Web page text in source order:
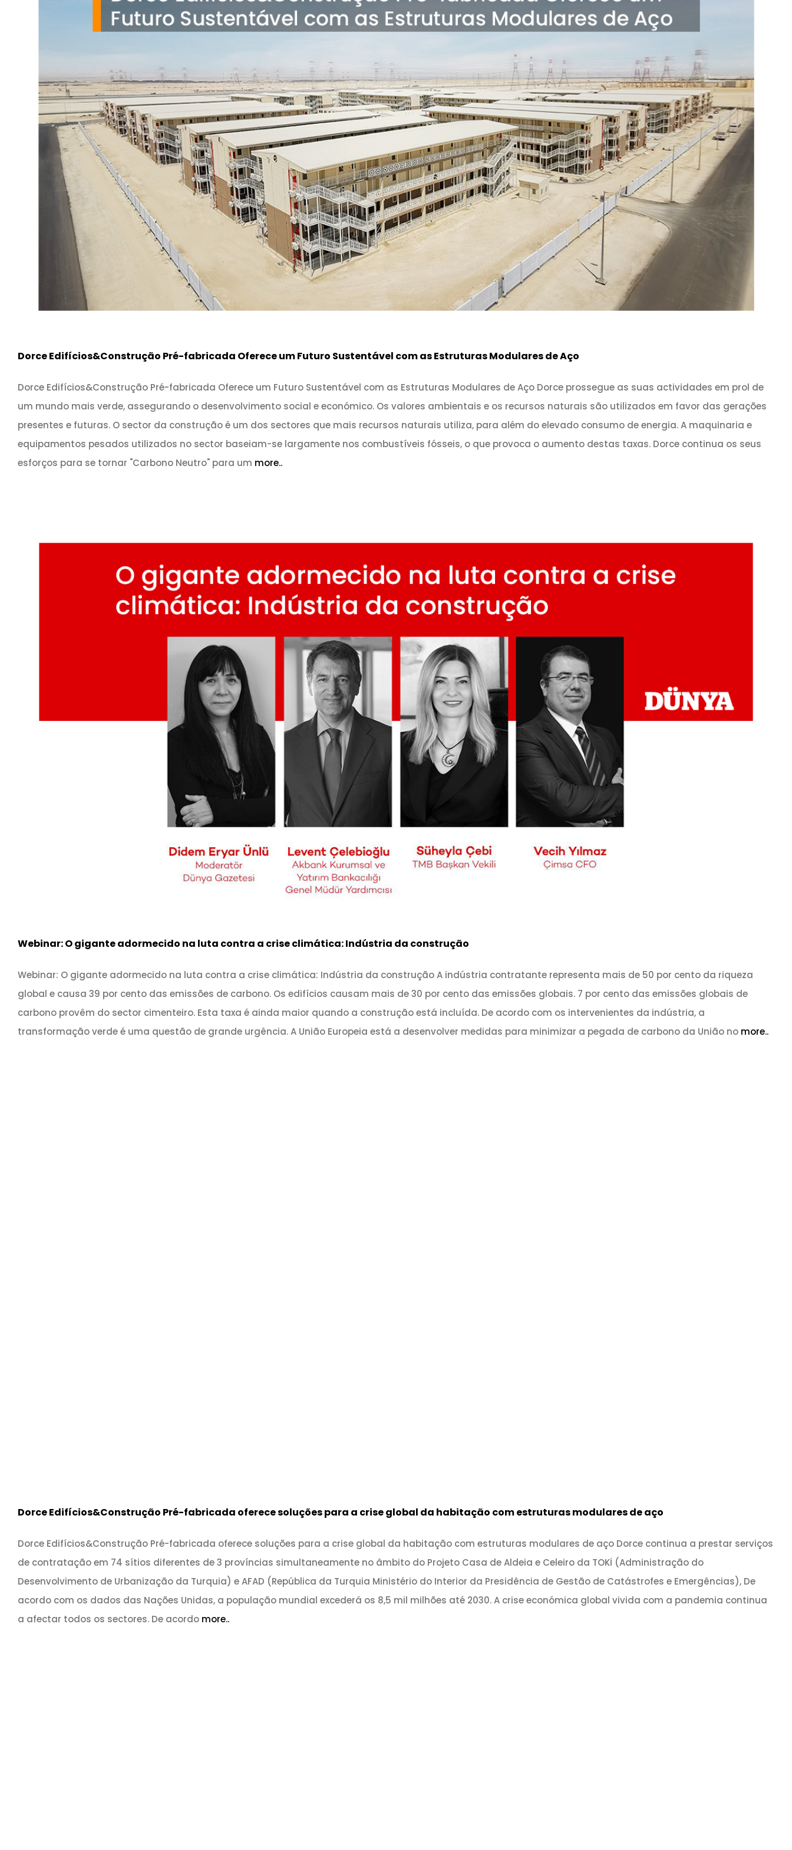
Dorce Edifícios&Construção Pré-fabricada Oferece um Futuro Sustentável com as Estruturas Modulares de Aço
Dorce Edifícios&Construção Pré-fabricada Oferece um Futuro Sustentável com as Estruturas Modulares de Aço Dorce prossegue as suas actividades em prol de
um mundo mais verde, assegurando o desenvolvimento social e económico. Os valores ambientais e os recursos naturais são utilizados em favor das gerações
presentes e futuras. O sector da construção é um dos sectores que mais recursos naturais utiliza, para além do elevado consumo de energia. A maquinaria e
equipamentos pesados utilizados no sector baseiam-se largamente nos combustíveis fósseis, o que provoca o aumento destas taxas. Dorce continua os seus
esforços para se tornar "Carbono Neutro" para um more..
Webinar: O gigante adormecido na luta contra a crise climática: Indústria da construção
Webinar: O gigante adormecido na luta contra a crise climática: Indústria da construção A indústria contratante representa mais de 50 por cento da riqueza
global e causa 39 por cento das emissões de carbono. Os edifícios causam mais de 30 por cento das emissões globais. 7 por cento das emissões globais de
carbono provêm do sector cimenteiro. Esta taxa é ainda maior quando a construção está incluída. De acordo com os intervenientes da indústria, a
transformação verde é uma questão de grande urgência. A União Europeia está a desenvolver medidas para minimizar a pegada de carbono da União no more..
Dorce Edifícios&Construção Pré-fabricada oferece soluções para a crise global da habitação com estruturas modulares de aço
Dorce Edifícios&Construção Pré-fabricada oferece soluções para a crise global da habitação com estruturas modulares de aço Dorce continua a prestar serviços
de contratação em 74 sítios diferentes de 3 províncias simultaneamente no âmbito do Projeto Casa de Aldeia e Celeiro da TOKİ (Administração do
Desenvolvimento de Urbanização da Turquia) e AFAD (República da Turquia Ministério do Interior da Presidência de Gestão de Catástrofes e Emergências), De
acordo com os dados das Nações Unidas, a população mundial excederá os 8,5 mil milhões até 2030. A crise económica global vivida com a pandemia continua
a afectar todos os sectores. De acordo more..